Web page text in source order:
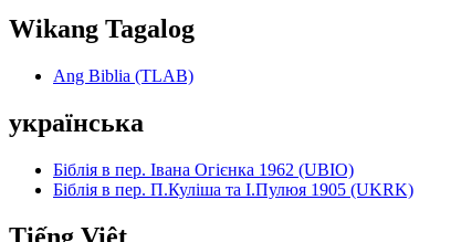
Wikang Tagalog
Ang Biblia (TLAB)
українська
Біблія в пер. Івана Огієнка 1962 (UBIO)
Біблія в пер. П.Куліша та І.Пулюя 1905 (UKRK)
Tiếng Việt